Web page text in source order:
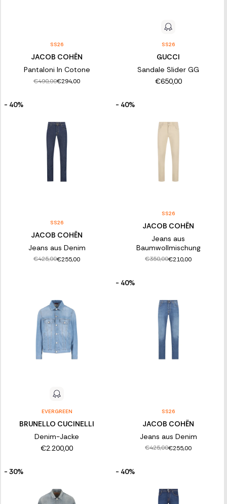
SS26
JACOB COHËN
Pantaloni In Cotone
€490,00€294,00
SS26
GUCCI
Sandale Slider GG
€650,00
- 40%
SS26
JACOB COHËN
Jeans aus Denim
€425,00€255,00
- 40%
SS26
JACOB COHËN
Jeans aus
Baumwollmischung
€350,00€210,00
EVERGREEN
BRUNELLO CUCINELLI
Denim-Jacke
€2.200,00
- 40%
SS26
JACOB COHËN
Jeans aus Denim
€425,00€255,00
- 30% - 40%